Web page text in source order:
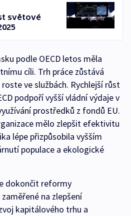
světové
podle OECD letos měla
cíli. Trh práce zůstává
ve službách. Rychlejší růst
podpoří vyšší vládní výdaje v
prostředků z fondů EU.
mělo zlepšit efektivitu
lépe přizpůsobila vyšším
populace a ekologické
dokončit reformy
na zlepšení
kapitálového trhu a